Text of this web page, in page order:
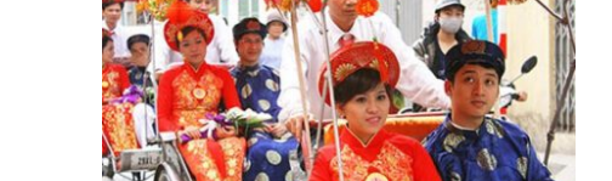
Xe
Sang
Hay
Xe
Cổ?